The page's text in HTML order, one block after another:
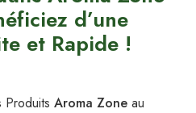
d’une
et Rapide !
Produits Aroma Zone au